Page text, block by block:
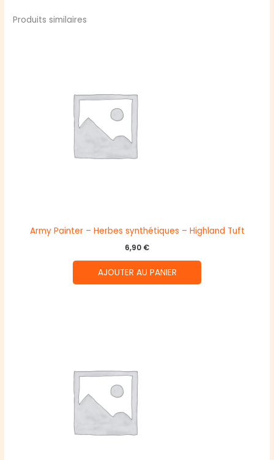
Produits similaires
Army Painter – Herbes synthétiques – Highland Tuft
6,90 €
AJOUTER AU PANIER